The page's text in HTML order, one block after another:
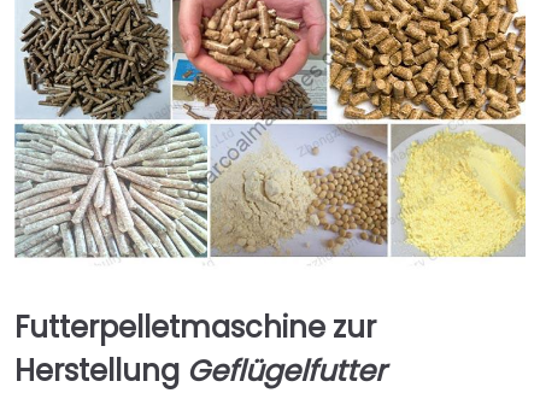
Futterpelletmaschine zur
Herstellung Geflügelfutter